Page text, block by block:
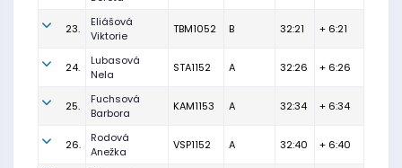
23.
Eliášová
Viktorie
TBM1052 B 32:21 + 6:21
24.
Lubasová
Nela
STA1152 A 32:26 + 6:26
25.
Fuchsová
Barbora
KAM1153 A 32:34 + 6:34
26.
Rodová
Anežka
VSP1152 A 32:40 + 6:40